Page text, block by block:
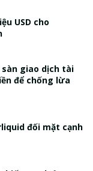
USD cho
sàn giao dịch tài
để chống lừa
đối mặt cạnh